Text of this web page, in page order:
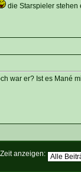
die Starspieler stehen
war er? Ist es Mané
anzeigen: